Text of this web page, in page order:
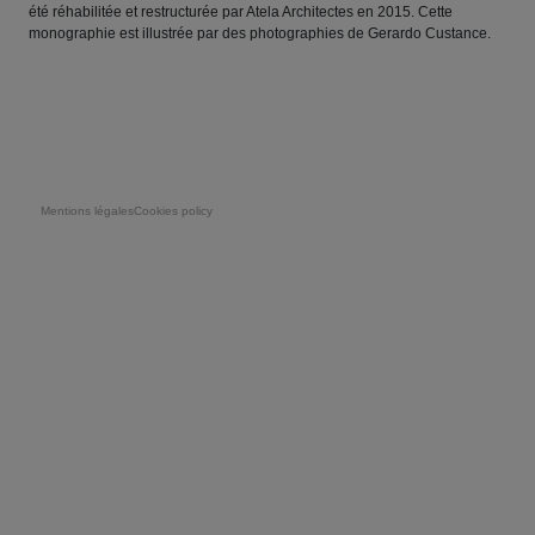
été réhabilitée et restructurée par Atela Architectes en 2015. Cette
monographie est illustrée par des photographies de Gerardo Custance.
Pie de página
Mentions légalesCookies policy